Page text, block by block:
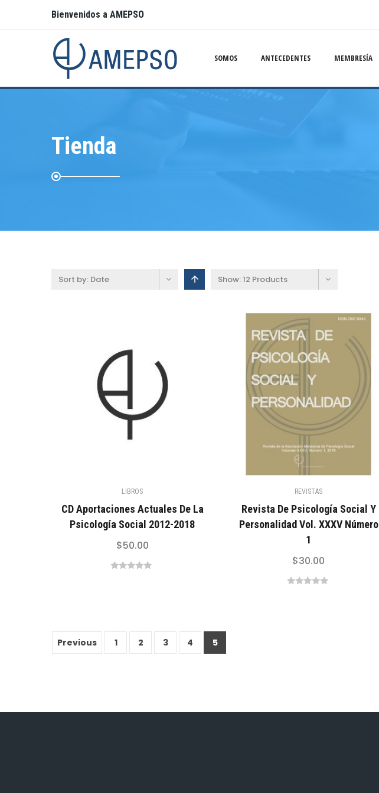
Bienvenidos a AMEPSO
SOMOS ANTECEDENTES MEMBRESÍA
Tienda
Sort by: Date Show:12 Products
LIBROS
CD Aportaciones Actuales De La
Psicología Social 2012-2018
$50.00
REVISTAS
Revista De Psicología Social Y
Personalidad Vol. XXXV Número
1
$30.00
Previous 1 2 3 4 5